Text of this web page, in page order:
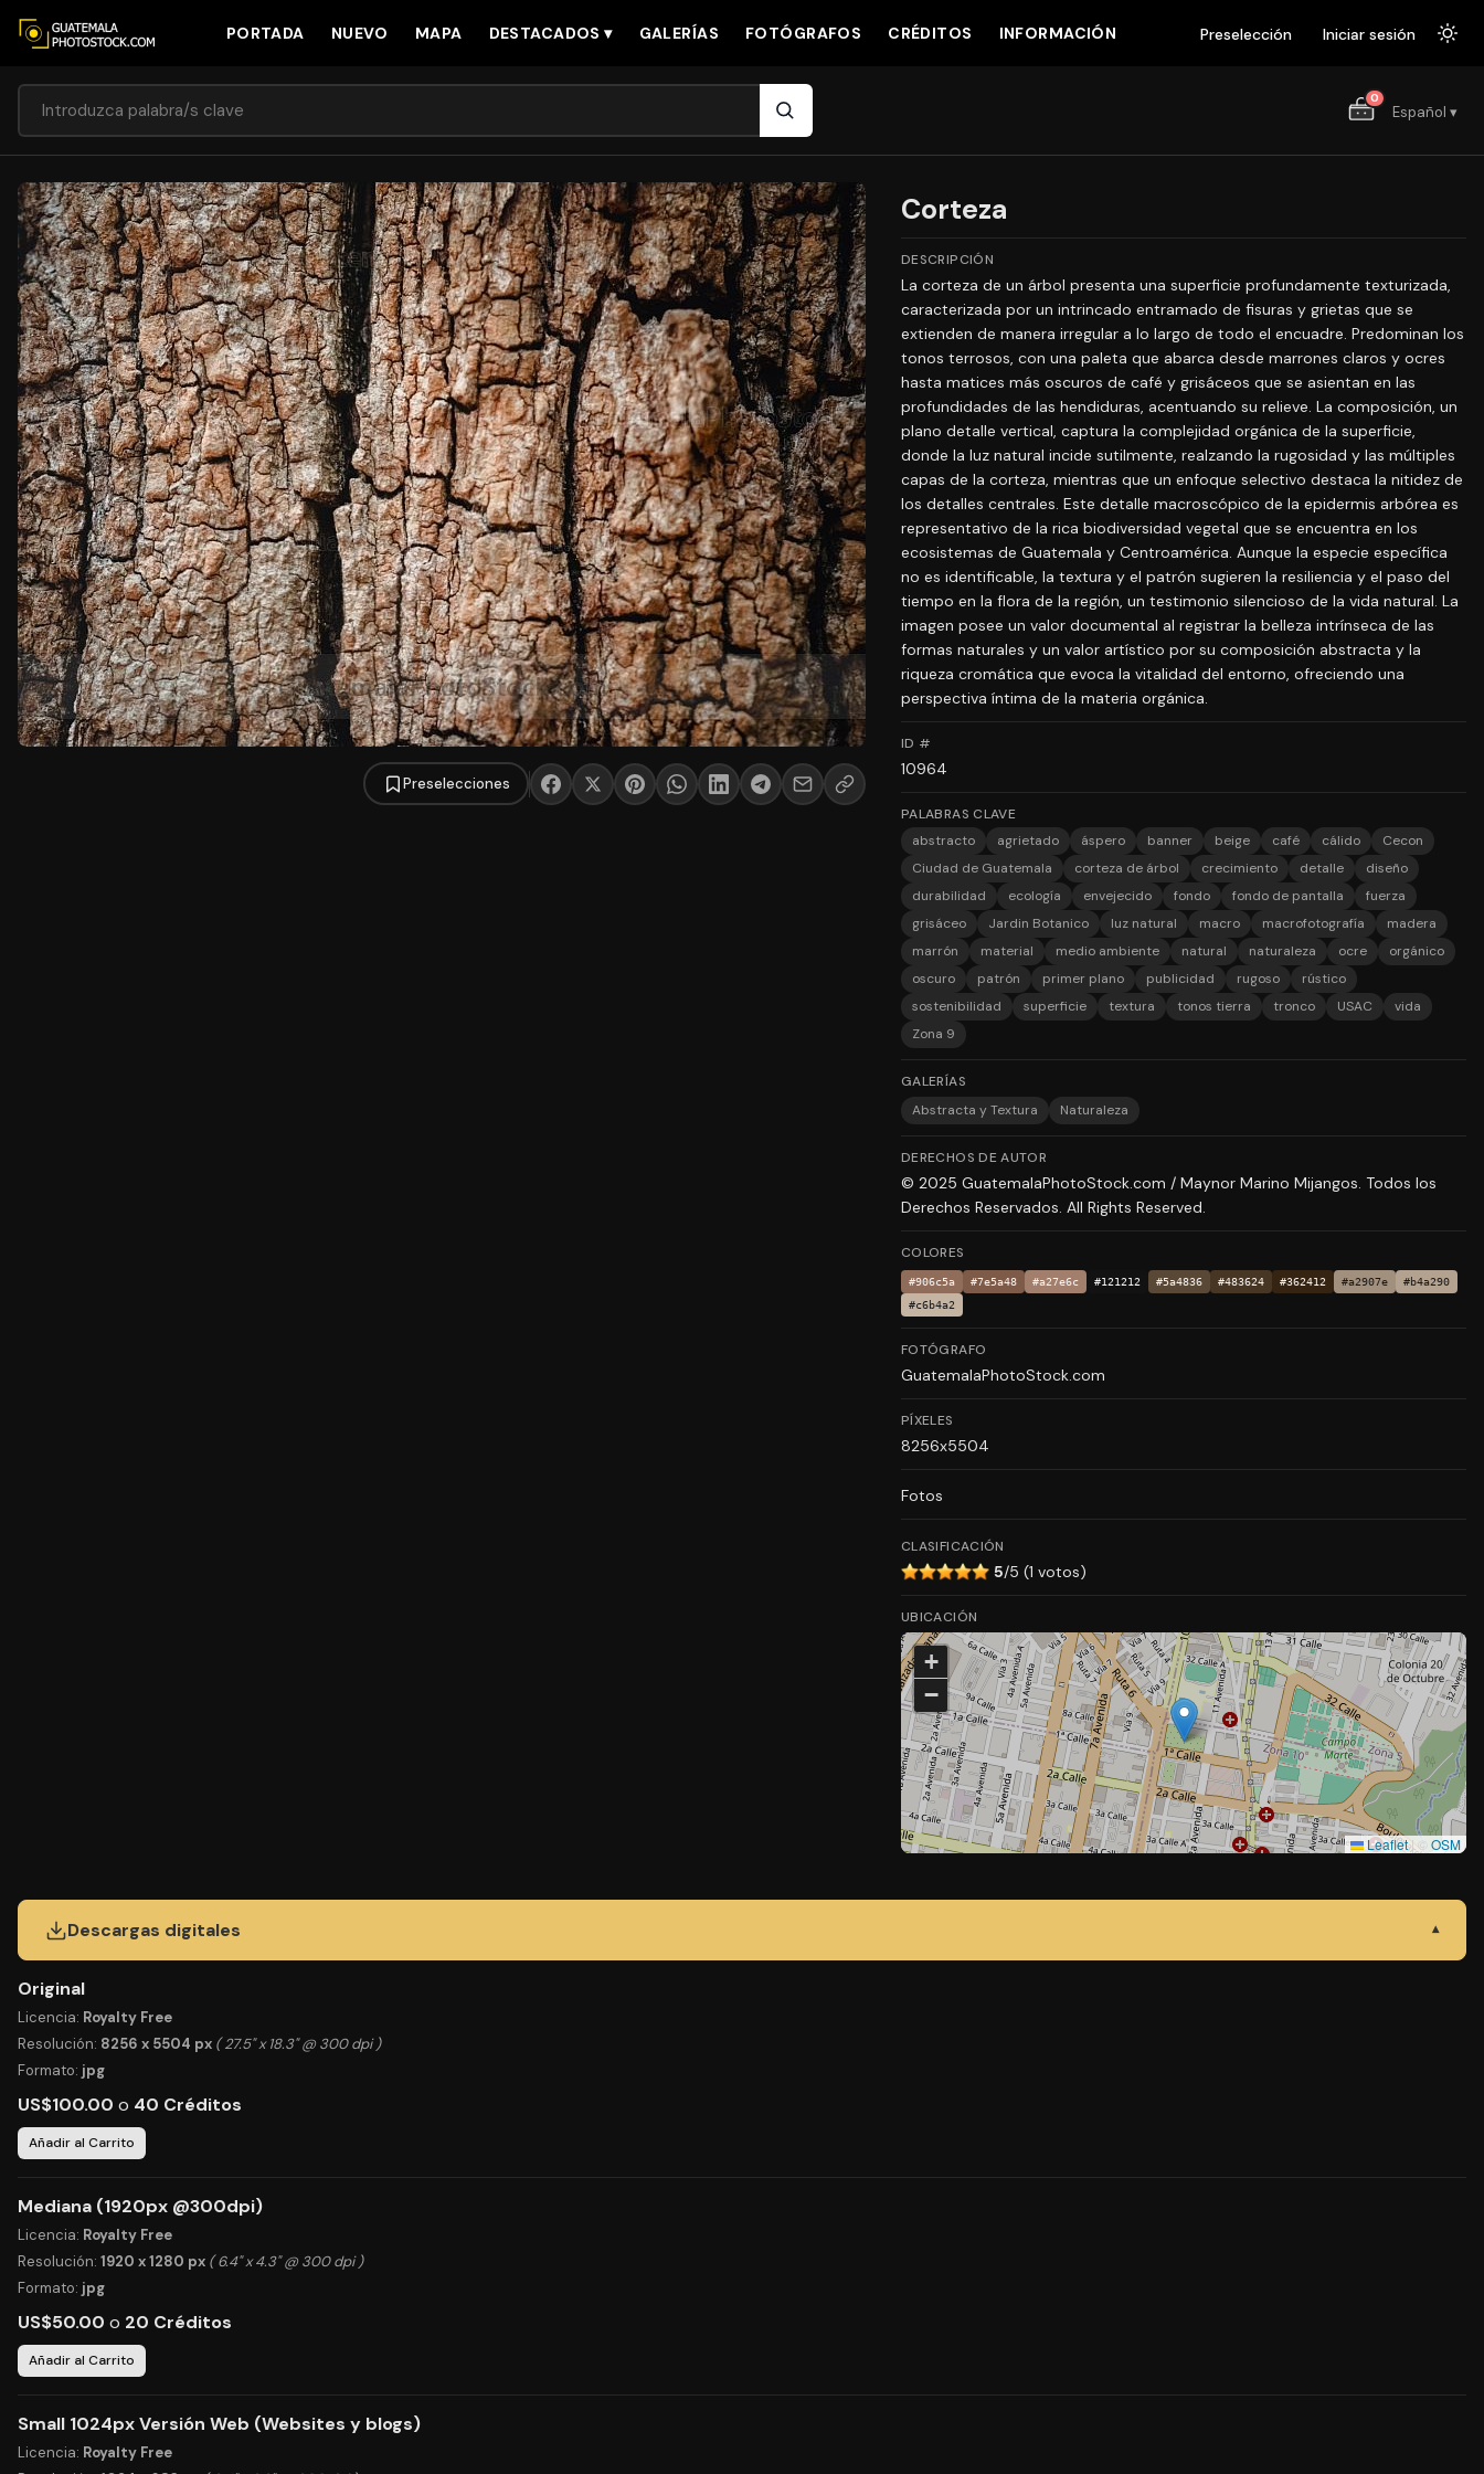
PORTADA NUEVO MAPA DESTACADOS ▾ GALERÍAS FOTÓGRAFOS CRÉDITOS INFORMACIÓN Preselección Iniciar sesión
0
Español ▾
Preselecciones
Corteza
DESCRIPCIÓN
La corteza de un árbol presenta una superficie profundamente texturizada,
caracterizada por un intrincado entramado de fisuras y grietas que se
extienden de manera irregular a lo largo de todo el encuadre. Predominan los
tonos terrosos, con una paleta que abarca desde marrones claros y ocres
hasta matices más oscuros de café y grisáceos que se asientan en las
profundidades de las hendiduras, acentuando su relieve. La composición, un
plano detalle vertical, captura la complejidad orgánica de la superficie,
donde la luz natural incide sutilmente, realzando la rugosidad y las múltiples
capas de la corteza, mientras que un enfoque selectivo destaca la nitidez de
los detalles centrales. Este detalle macroscópico de la epidermis arbórea es
representativo de la rica biodiversidad vegetal que se encuentra en los
ecosistemas de Guatemala y Centroamérica. Aunque la especie específica
no es identificable, la textura y el patrón sugieren la resiliencia y el paso del
tiempo en la flora de la región, un testimonio silencioso de la vida natural. La
imagen posee un valor documental al registrar la belleza intrínseca de las
formas naturales y un valor artístico por su composición abstracta y la
riqueza cromática que evoca la vitalidad del entorno, ofreciendo una
perspectiva íntima de la materia orgánica.
ID #
10964
PALABRAS CLAVE
abstracto
agrietado áspero banner beige café cálido
Cecon
Ciudad de Guatemala
corteza de árbol crecimiento detalle
diseño
durabilidad
ecología envejecido fondo fondo de pantalla
fuerza
grisáceo
Jardin Botanico luz natural macro macrofotografía
madera
marrón
material medio ambiente natural naturaleza ocre
orgánico
oscuro
patrón primer plano publicidad rugoso
rústico
sostenibilidad
superficie textura tonos tierra tronco USAC
vida
Zona 9
GALERÍAS
Abstracta y Textura
Naturaleza
DERECHOS DE AUTOR
© 2025 GuatemalaPhotoStock.com / Maynor Marino Mijangos. Todos los
Derechos Reservados. All Rights Reserved.
COLORES
#906c5a #7e5a48 #a27e6c #121212 #5a4836 #483624 #362412 #a2907e
#b4a290
#c6b4a2
FOTÓGRAFO
GuatemalaPhotoStock.com
PÍXELES
8256x5504
Fotos
CLASIFICACIÓN
5/5 (1 votos)
UBICACIÓN
+
−
Leaflet |© OSM
Descargas digitales ▾
Original
Licencia: Royalty Free
Resolución: 8256 x 5504 px ( 27.5" x 18.3" @ 300 dpi )
Formato: jpg
US$100.00 o 40 Créditos
Añadir al Carrito
Mediana (1920px @300dpi)
Licencia: Royalty Free
Resolución: 1920 x 1280 px ( 6.4" x 4.3" @ 300 dpi )
Formato: jpg
US$50.00 o 20 Créditos
Añadir al Carrito
Small 1024px Versión Web (Websites y blogs)
Licencia: Royalty Free